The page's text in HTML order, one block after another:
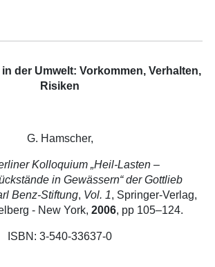
der Umwelt: Vorkommen, Verhalten,
Risiken
G. Hamscher,
Kolloquium „Heil-Lasten –
in Gewässern“ der Gottlieb
Benz-Stiftung, Vol. 1, Springer-Verlag,
- New York,2006, pp 105–124.
ISBN: 3-540-33637-0